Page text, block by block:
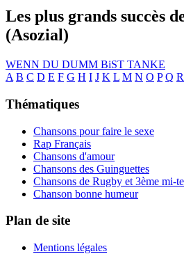
Les plus grands succès
(Asozial)
WENN DU DUMM BiST TANKE
A B C D E F G H I J K L M N O P Q R
Thématiques
Chansons pour faire le sexe
Rap Français
Chansons d'amour
Chansons des Guinguettes
Chansons de Rugby et 3ème mi-
Chanson bonne humeur
Plan de site
Mentions légales